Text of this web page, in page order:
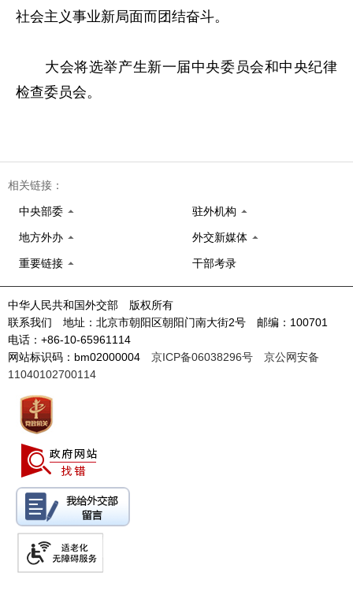
社会主义事业新局面而团结奋斗。
大会将选举产生新一届中央委员会和中央纪律
检查委员会。
相关链接：
中央部委 驻外机构
地方外办 外交新媒体
重要链接 干部考录
中华人民共和国外交部 版权所有
联系我们 地址：北京市朝阳区朝阳门南大街2号 邮编：100701
电话：+86-10-65961114
网站标识码：bm02000004 京ICP备06038296号
京公网安备
11040102700114